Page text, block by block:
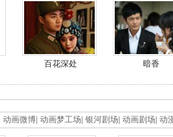
百花深处 暗香
动画微博 动画梦工场 银河剧场 动画剧场 动